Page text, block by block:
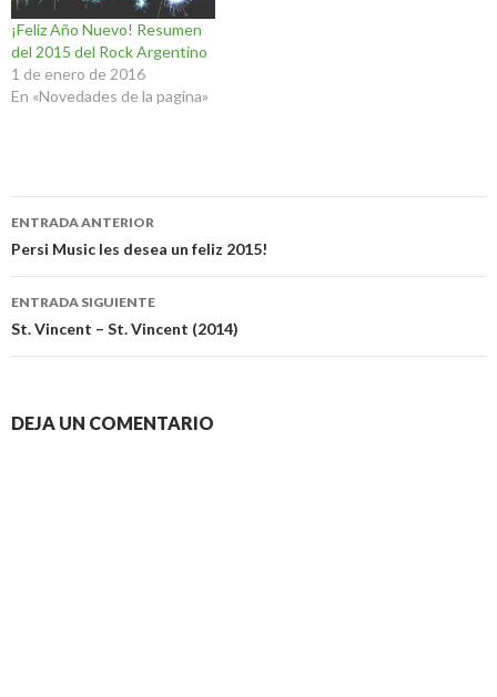
¡Feliz Año Nuevo! Resumen
del 2015 del Rock Argentino
1 de enero de 2016
En «Novedades de la pagina»
Navegación
de
entradas
ENTRADA ANTERIOR
Persi Music les desea un feliz 2015!
ENTRADA SIGUIENTE
St. Vincent – St. Vincent (2014)
DEJA UN COMENTARIO